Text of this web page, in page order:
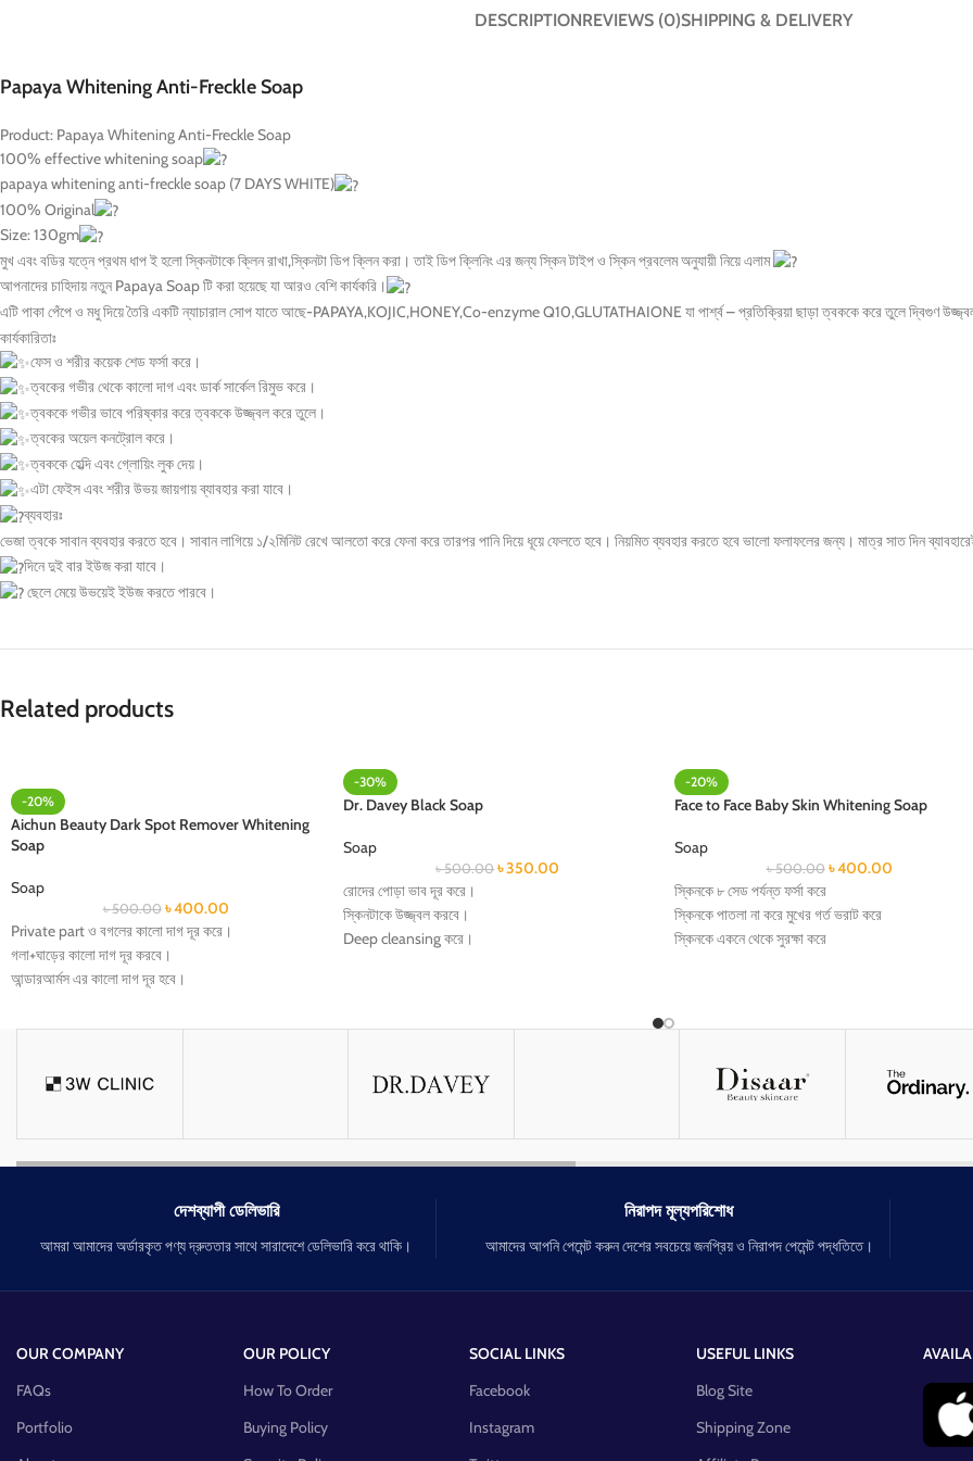
DESCRIPTIONREVIEWS (0)SHIPPING & DELIVERY
Papaya Whitening Anti-Freckle Soap
Product: Papaya Whitening Anti-Freckle Soap
100% effective whitening soap
papaya whitening anti-freckle soap (7 DAYS WHITE)
100% Original
Size: 130gm
মুখ এবং বডির যত্নে প্রথম ধাপ ই হলো স্কিনটাকে ক্লিন রাখা,স্কিনটা ডিপ ক্লিন করা। তাই ডিপ ক্লিনিং এর জন্য স্কিন টাইপ ও স্কিন প্রবলেম অনুযায়ী নিয়ে এলাম
আপনাদের চাহিদায় নতুন Papaya Soap টি করা হয়েছে যা আরও বেশি কার্যকরি।
এটি পাকা পেঁপে ও মধু দিয়ে তৈরি একটি ন্যাচারাল সোপ যাতে আছে-PAPAYA,KOJIC,HONEY,Co-enzyme Q10,GLUTATHAIONE যা পার্শ্ব – প্রতিক্রিয়া ছাড়া ত্বককে করে তুলে দ্বিগুণ
কার্যকারিতাঃ
ফেস ও শরীর কয়েক শেড ফর্সা করে।
ত্বকের গভীর থেকে কালো দাগ এবং ডার্ক সার্কেল রিমুভ করে।
ত্বককে গভীর ভাবে পরিষ্কার করে ত্বককে উজ্জ্বল করে তুলে।
ত্বকের অয়েল কনট্রোল করে।
ত্বককে হেল্দি এবং গ্লোয়িং লুক দেয়।
এটা ফেইস এবং শরীর উভয় জায়গায় ব্যাবহার করা যাবে।
ব্যবহারঃ
ভেজা ত্বকে সাবান ব্যবহার করতে হবে। সাবান লাগিয়ে ১/২মিনিট রেখে আলতো করে ফেনা করে তারপর পানি দিয়ে ধূয়ে ফেলতে হবে। নিয়মিত ব্যবহার করতে হবে ভালো ফলাফলের জন্য। মাত্র সাত দিন
দিনে দুই বার ইউজ করা যাবে।
ছেলে মেয়ে উভয়েই ইউজ করতে পারবে।
Related products
-20%
Aichun Beauty Dark Spot Remover Whitening
Soap
Soap
৳500.00 ৳400.00
Private part ও বগলের কালো দাগ দূর করে।
গলা+ঘাড়ের কালো দাগ দূর করবে।
আন্ডারআর্মস এর কালো দাগ দূর হবে।
শরীর ফরসা+উজ্জ্বল হবে।
-30%
Dr. Davey Black Soap
Soap
৳500.00 ৳350.00
রোদের পোড়া ভাব দূর করে।
স্কিনটাকে উজ্জ্বল করবে।
Deep cleansing করে।
Collagen সমৃদ্ধ।
-20%
Face to Face Baby Skin Whitening Soap
Soap
৳500.00 ৳400.00
স্কিনকে ৮ সেড পর্যন্ত ফর্সা করে
স্কিনকে পাতলা না করে মুখের গর্ত ভরাট করে
স্কিনকে একনে থেকে সুরক্ষা করে
স্কিন,বডি & প্রাইভেট জায়গায় ব্যাবহার করতে পারবেন
দেশব্যাপী ডেলিভারি
আমরা আমাদের অর্ডারকৃত পণ্য দ্রুততার সাথে সারাদেশে ডেলিভারি করে থাকি।
নিরাপদ মূল্যপরিশোধ
আমাদের আপনি পেমেন্ট করুন দেশের সবচেয়ে জনপ্রিয় ও নিরাপদ পেমেন্ট পদ্ধতিতে।
OUR COMPANY
FAQs
Portfolio
OUR POLICY
How To Order
Buying Policy
SOCIAL LINKS
Facebook
Instagram
USEFUL LINKS
Blog Site
Shipping Zone